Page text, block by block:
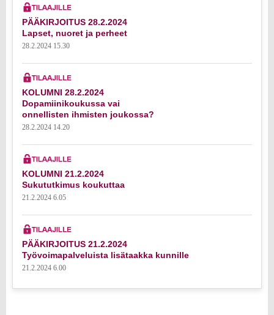
PÄÄKIRJOITUS 28.2.2024
Lapset, nuoret ja perheet
28.2.2024 15.30
KOLUMNI 28.2.2024
Dopamiinikoukussa vai
onnellisten ihmisten joukossa?
28.2.2024 14.20
KOLUMNI 21.2.2024
Sukututkimus koukuttaa
21.2.2024 6.05
PÄÄKIRJOITUS 21.2.2024
Työvoimapalveluista lisätaakka kunnille
21.2.2024 6.00